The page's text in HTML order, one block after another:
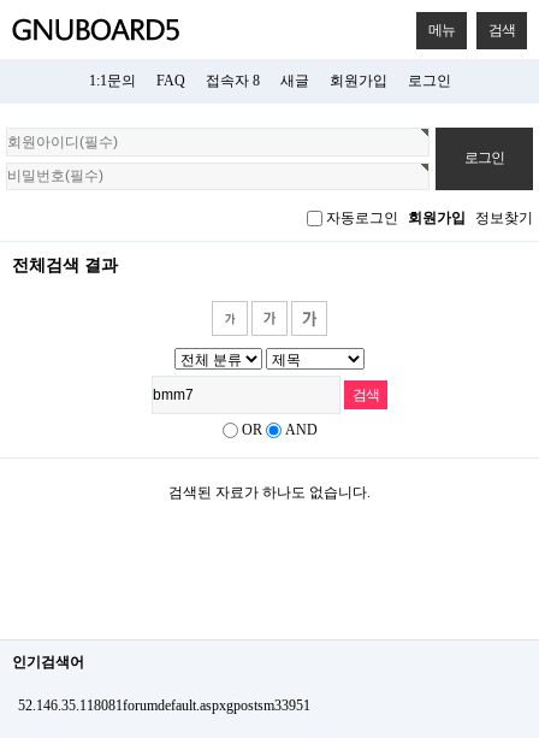
메뉴 검색
1:1문의 FAQ 접속자 8 새글 회원가입 로그인
회
원
로
자동로그인 회원가입 정보찾기
전체검색 결과
OR AND
검색된 자료가 하나도 없습니다.
인기검색어
52.146.35.118081forumdefault.aspxgpostsm33951